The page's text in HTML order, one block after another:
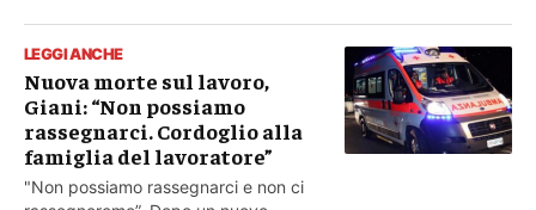
LEGGI ANCHE
Nuova morte sul lavoro,
Giani: “Non possiamo
rassegnarci. Cordoglio alla
famiglia del lavoratore”
"Non possiamo rassegnarci e non ci